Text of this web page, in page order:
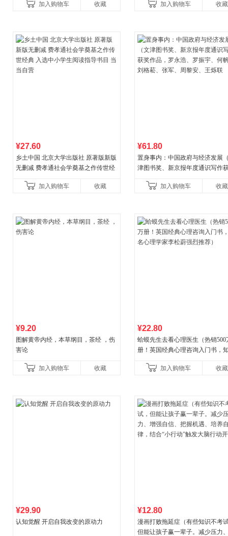
加入购物车 收藏
加入购物车
收藏
¥27.60
乡土中国 北京大学出版社 原著版新版
无删减 费孝通社会学奠基之作传世经
加入购物车 收藏
¥61.80
置身事内：中国政府与经济发展
津图书奖、新京报年度通识写作
菘、张军、周黎安、王烁联
加入购物车 收藏
¥9.20
图解黄帝内经，本草纲目，茶经 ，伤
害论
加入购物车 收藏
¥22.80
蛤蟆先生去看心理医生（热销500
册！英国经典心理咨询入门书，
加入购物车
收藏
¥29.90
认知觉醒 开启自我改变的原动力
¥12.80
漫画打败拖延症（有些知识不考
但能让孩子赢一辈子。减少压力